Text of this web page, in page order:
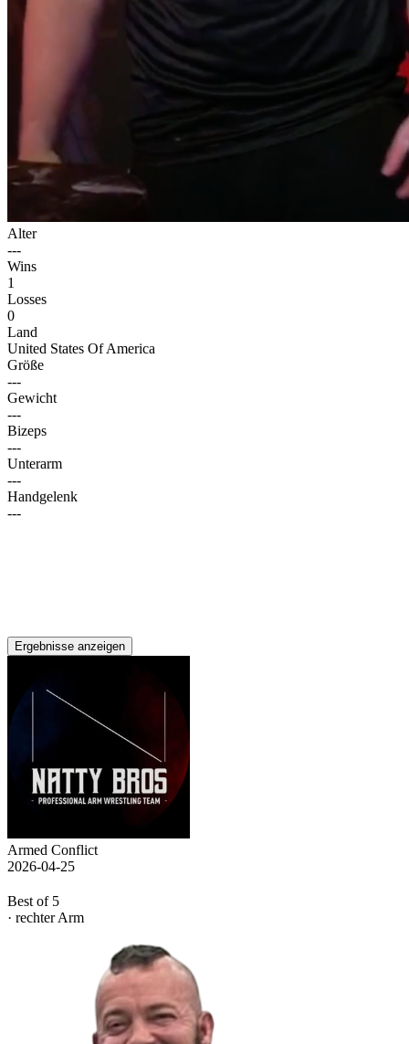
Alter
---
Wins
1
Losses
0
Land
United States Of America
Größe
---
Gewicht
---
Bizeps
---
Unterarm
---
Handgelenk
---
Ergebnisse anzeigen
Armed Conflict
2026-04-25
Best of 5
· rechter Arm